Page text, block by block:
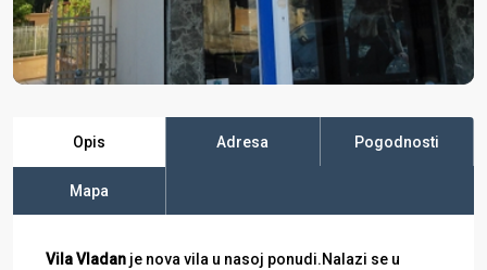
Opis Adresa Pogodnosti
Mapa
Vila Vladan je nova vila u nasoj ponudi.Nalazi se u